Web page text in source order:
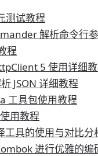
测试教程
解析命令行
程
5 使用详细
JSON 详细教程
工具包使用教程
用教程
工具的使用与对比分
进行优雅的编